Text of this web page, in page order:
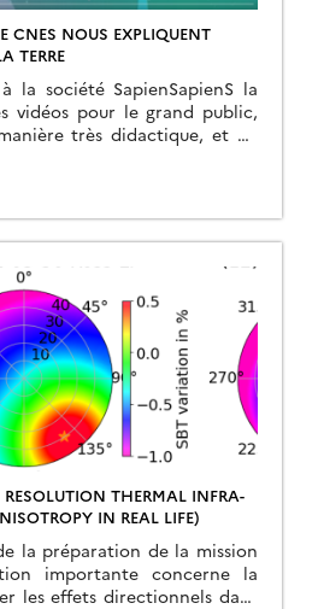
CNES NOUS EXPLIQUENT
TERRE
la société SapienSapienS la
vidéos pour le grand public,
très didactique, et en
Trois d’entre-elles font la
première […]
THERMAL INFRA-
IN REAL LIFE)
la préparation de la mission
importante concerne la
les effets directionnels dans